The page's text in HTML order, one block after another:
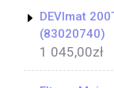
DEVImat
(83020740)
1 045,00zł